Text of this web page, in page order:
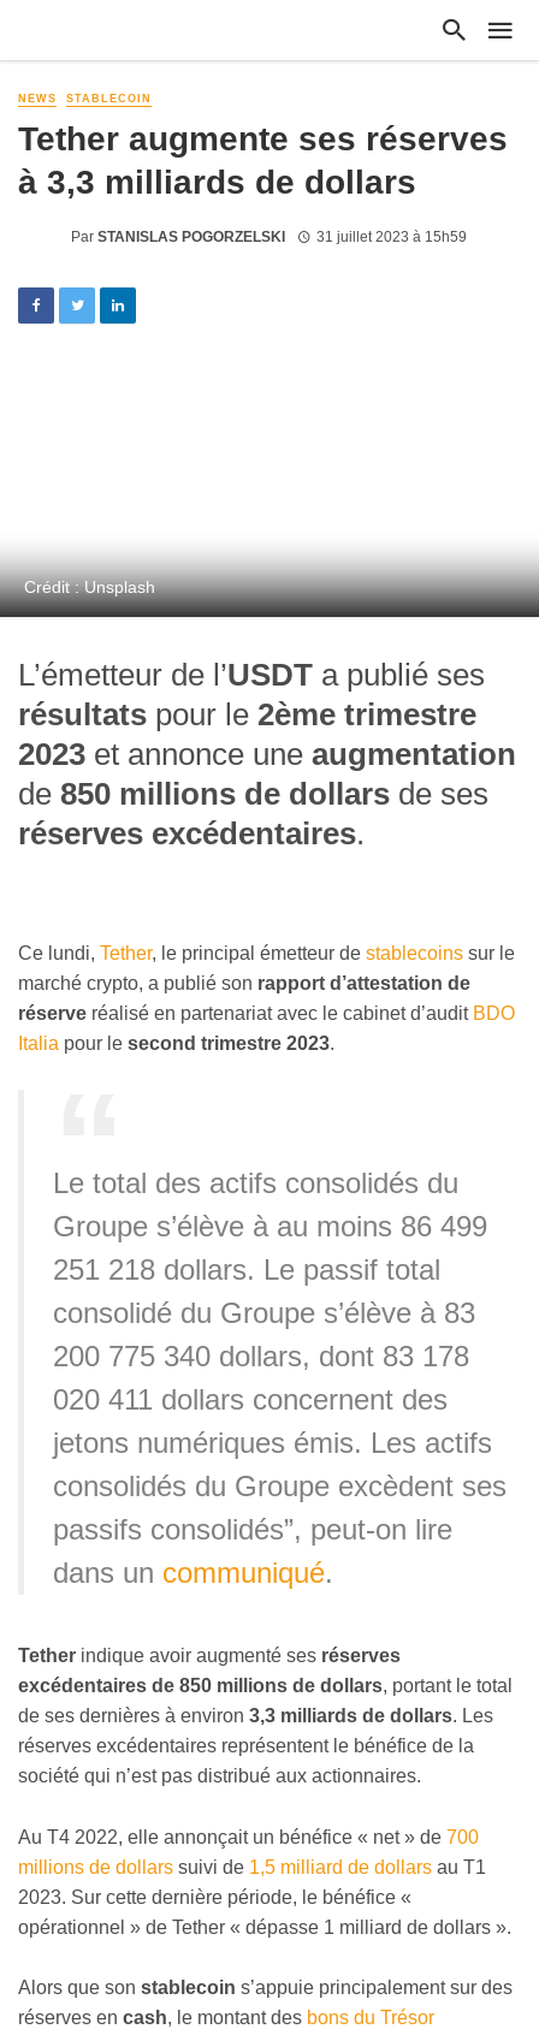
NEWS STABLECOIN
Tether augmente ses réserves
à 3,3 milliards de dollars
Par STANISLAS POGORZELSKI 31 juillet 2023 à 15h59
Crédit : Unsplash
L’émetteur de l’USDT a publié ses
résultats pour le 2ème trimestre
2023 et annonce une augmentation
de 850 millions de dollars de ses
réserves excédentaires.
Ce lundi, Tether, le principal émetteur de stablecoins sur le
marché crypto, a publié son rapport d’attestation de
réserve réalisé en partenariat avec le cabinet d’audit BDO
Italia pour le second trimestre 2023.
Le total des actifs consolidés du
Groupe s’élève à au moins 86 499
251 218 dollars. Le passif total
consolidé du Groupe s’élève à 83
200 775 340 dollars, dont 83 178
020 411 dollars concernent des
jetons numériques émis. Les actifs
consolidés du Groupe excèdent ses
passifs consolidés”, peut-on lire
dans un communiqué.
Tether indique avoir augmenté ses réserves
excédentaires de 850 millions de dollars, portant le total
de ses dernières à environ 3,3 milliards de dollars. Les
réserves excédentaires représentent le bénéfice de la
société qui n’est pas distribué aux actionnaires.
Au T4 2022, elle annonçait un bénéfice « net » de 700
millions de dollars suivi de 1,5 milliard de dollars au T1
2023. Sur cette dernière période, le bénéfice «
opérationnel » de Tether « dépasse 1 milliard de dollars ».
Alors que son stablecoin s’appuie principalement sur des
réserves en cash, le montant des bons du Trésor